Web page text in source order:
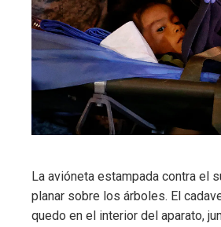
La avióneta estampada contra el
planar sobre los árboles. El
quedo en el interior del aparato,